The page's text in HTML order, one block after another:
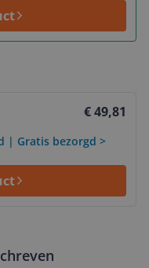
€ 49,81
| Gratis bezorgd >